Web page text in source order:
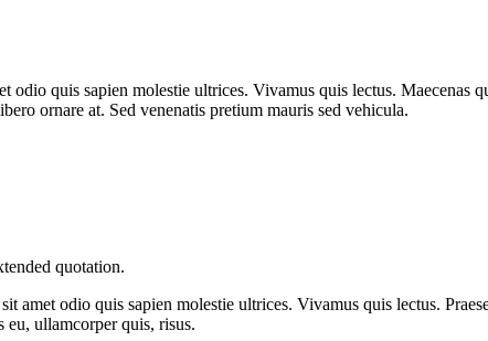
quis sapien molestie ultrices. Vivamus quis lectus. Maecenas
ornare at. Sed venenatis pretium mauris sed vehicula.
quotation.
amet odio quis sapien molestie ultrices. Vivamus quis lectus.
eu, ullamcorper quis, risus.